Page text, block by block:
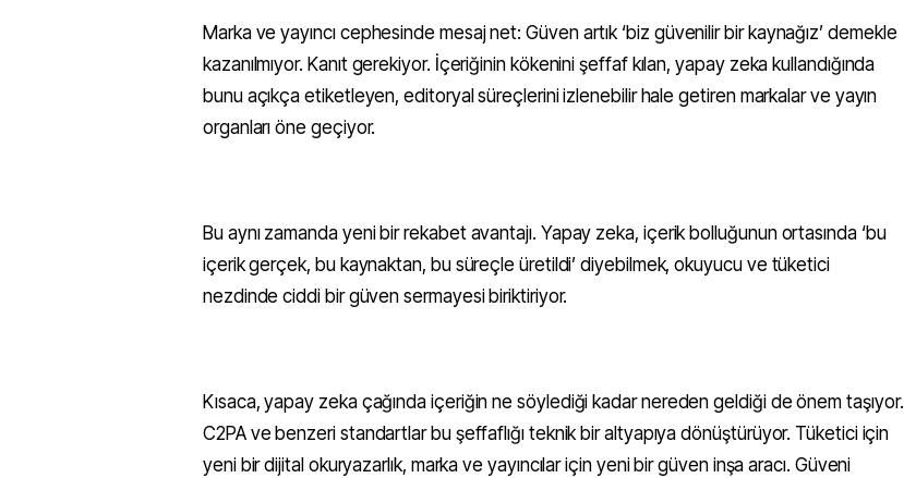
Marka ve yayıncı cephesinde mesaj net: Güven artık ‘biz güvenilir bir kaynağız’ demekle
kazanılmıyor. Kanıt gerekiyor. İçeriğinin kökenini şeffaf kılan, yapay zeka kullandığında
bunu açıkça etiketleyen, editoryal süreçlerini izlenebilir hale getiren markalar ve yayın
organları öne geçiyor.
Bu aynı zamanda yeni bir rekabet avantajı. Yapay zeka, içerik bolluğunun ortasında ‘bu
içerik gerçek, bu kaynaktan, bu süreçle üretildi’ diyebilmek, okuyucu ve tüketici
nezdinde ciddi bir güven sermayesi biriktiriyor.
Kısaca, yapay zeka çağında içeriğin ne söylediği kadar nereden geldiği de önem taşıyor.
C2PA ve benzeri standartlar bu şeffaflığı teknik bir altyapıya dönüştürüyor. Tüketici için
yeni bir dijital okuryazarlık, marka ve yayıncılar için yeni bir güven inşa aracı. Güveni